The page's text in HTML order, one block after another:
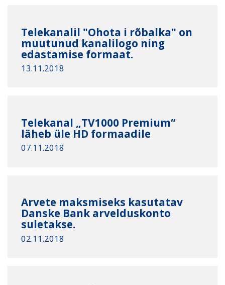
Telekanalil "Ohota i rõbalka" on
muutunud kanalilogo ning
edastamise formaat.
13.11.2018
Telekanal „TV1000 Premium“
läheb üle HD formaadile
07.11.2018
Arvete maksmiseks kasutatav
Danske Bank arvelduskonto
suletakse.
02.11.2018